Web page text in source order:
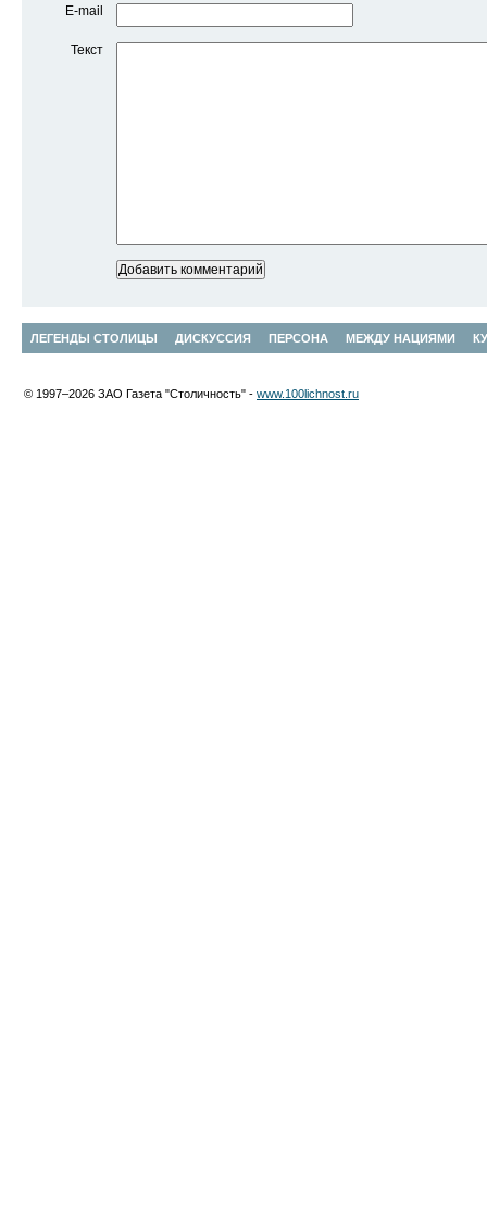
E-mail
Текст
ЛЕГЕНДЫ СТОЛИЦЫ ДИСКУССИЯ ПЕРСОНА МЕЖДУ НАЦИЯМИ
© 1997–2026 ЗАО Газета "Столичность" - www.100lichnost.ru